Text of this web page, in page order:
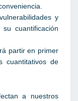
y
cuantificación
partir en primer
cuantitativos de
a nuestros